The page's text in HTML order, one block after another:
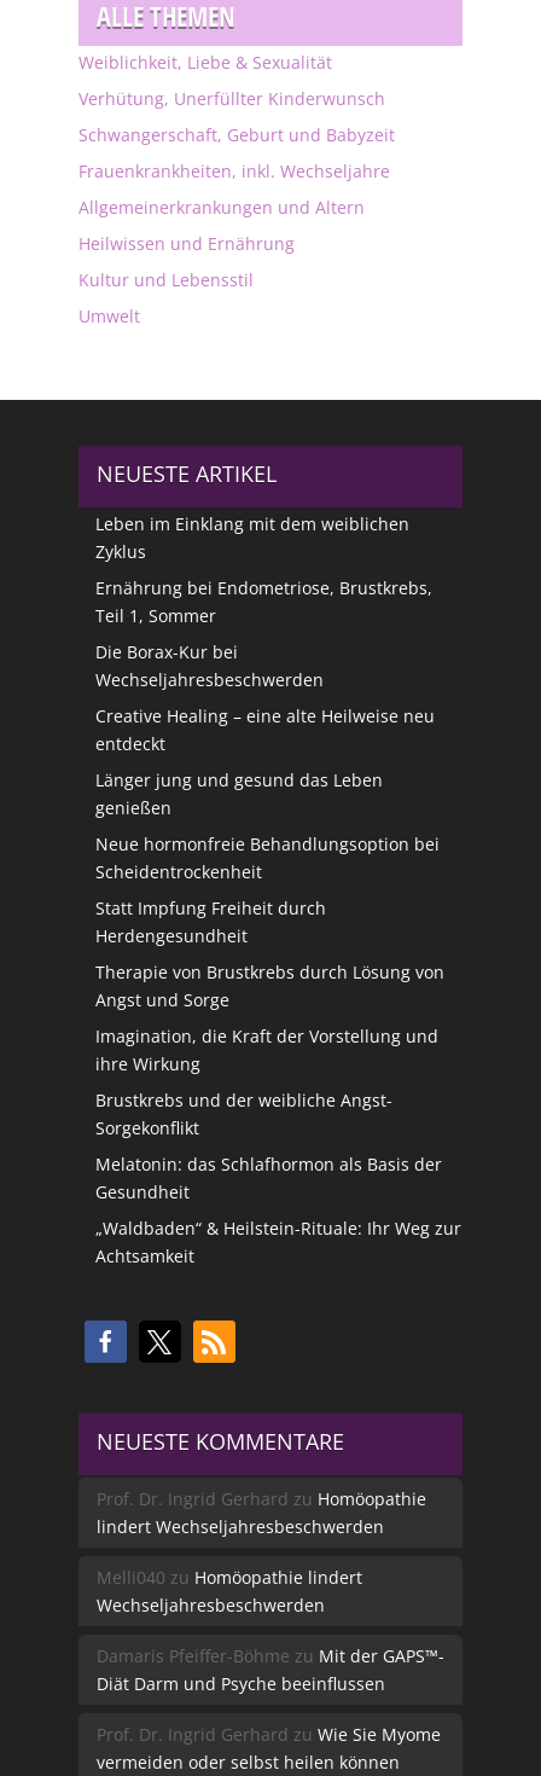
ALLE THEMEN
Weiblichkeit, Liebe & Sexualität
Verhütung, Unerfüllter Kinderwunsch
Schwangerschaft, Geburt und Babyzeit
Frauenkrankheiten, inkl. Wechseljahre
Allgemeinerkrankungen und Altern
Heilwissen und Ernährung
Kultur und Lebensstil
Umwelt
NEUESTE ARTIKEL
Leben im Einklang mit dem weiblichen
Zyklus
Ernährung bei Endometriose, Brustkrebs,
Teil 1, Sommer
Die Borax-Kur bei
Wechseljahresbeschwerden
Creative Healing – eine alte Heilweise neu
entdeckt
Länger jung und gesund das Leben
genießen
Neue hormonfreie Behandlungsoption bei
Scheidentrockenheit
Statt Impfung Freiheit durch
Herdengesundheit
Therapie von Brustkrebs durch Lösung von
Angst und Sorge
Imagination, die Kraft der Vorstellung und
ihre Wirkung
Brustkrebs und der weibliche Angst-
Sorgekonflikt
Melatonin: das Schlafhormon als Basis der
Gesundheit
„Waldbaden“ & Heilstein-Rituale: Ihr Weg zur
Achtsamkeit
NEUESTE KOMMENTARE
Prof. Dr. Ingrid Gerhard zu Homöopathie
lindert Wechseljahresbeschwerden
Melli040 zu Homöopathie lindert
Wechseljahresbeschwerden
Damaris Pfeiffer-Böhme zu Mit der GAPS™-
Diät Darm und Psyche beeinflussen
Prof. Dr. Ingrid Gerhard zu Wie Sie Myome
vermeiden oder selbst heilen können